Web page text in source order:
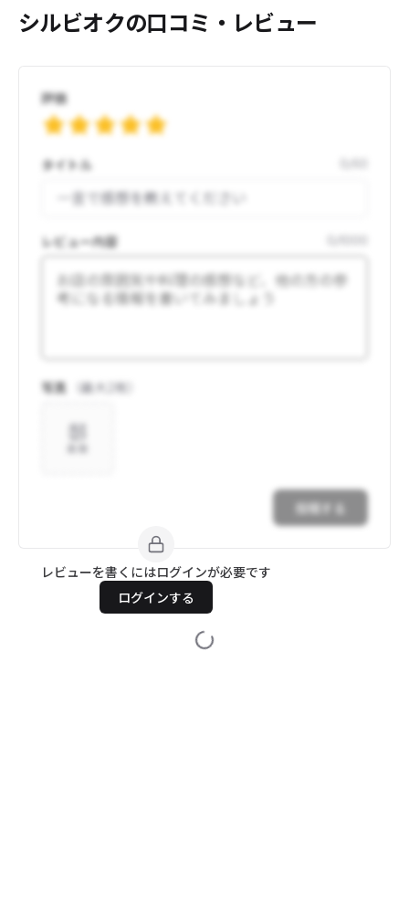
シルビオクの口コミ・レビュー
評価
タイトル
レビュー内容
写真 （最大 枚）
投稿する
レビューを書くにはログインが必要です
ログインする